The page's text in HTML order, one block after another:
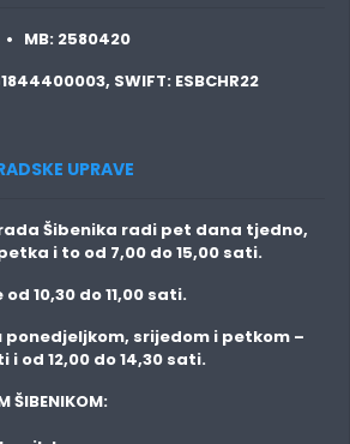
MB: 2580420
SWIFT: ESBCHR22
UPRAVE
Šibenika radi pet dana tjedno,
i to od 7,00 do 15,00 sati.
od 10,30 do 11,00 sati.
ponedjeljkom, srijedom i petkom –
i od 12,00 do 14,30 sati.
ŠIBENIKOM: